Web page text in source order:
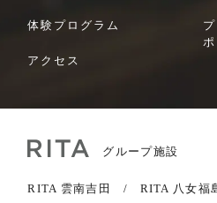
体験プログラム
アクセス
グループ施設
RITA 雲南吉田 RITA 八女福